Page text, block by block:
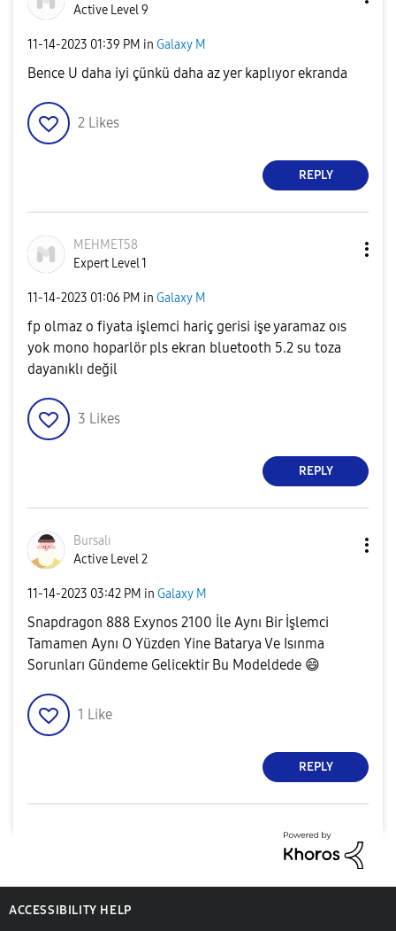
Active Level 9
‎11-14-2023 01:39 PM in Galaxy M
Bence U daha iyi çünkü daha az yer kaplıyor ekranda
2 Likes
REPLY
MEHMET58
Expert Level 1
‎11-14-2023 01:06 PM in Galaxy M
fp olmaz o fiyata işlemci hariç gerisi işe yaramaz oıs
yok mono hoparlör pls ekran bluetooth 5.2 su toza
dayanıklı değil
3 Likes
REPLY
Bursalı
Active Level 2
‎11-14-2023 03:42 PM in Galaxy M
Snapdragon 888 Exynos 2100 İle Aynı Bir İşlemci
Tamamen Aynı O Yüzden Yine Batarya Ve Isınma
Sorunları Gündeme Gelicektir Bu Modeldede 😄
1 Like
REPLY
ACCESSIBILITY HELP